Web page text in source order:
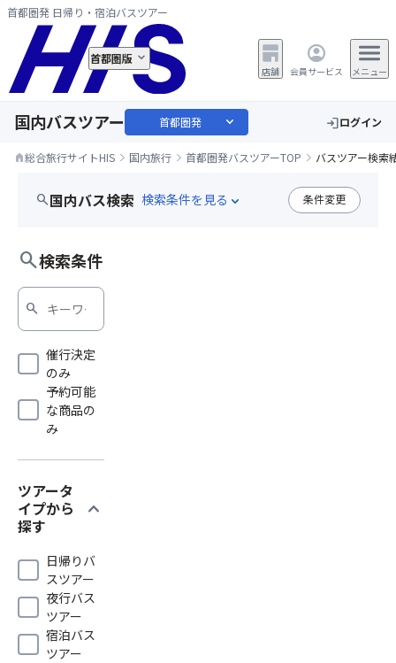
首都圏発 日帰り・宿泊バスツアー
首都圏版
店舗 会員サービス メニュー
国内バスツアー 首都圏発 expand_more loginログイン
home総合旅行サイトHIS 国内旅行 首都圏発バスツアーTOP バスツアー検索
search国内バス検索 expand_more 条件変更
search検索条件
search
催行決定
のみ
予約可能
な商品の
み
ツアータ
イプから
探す
expand_more
日帰りバ
スツアー
夜行バス
ツアー
宿泊バス
ツアー